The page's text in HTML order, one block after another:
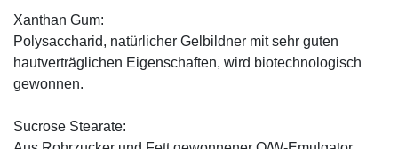
Xanthan Gum:
Polysaccharid, natürlicher Gelbildner mit sehr guten
hautverträglichen Eigenschaften, wird biotechnologisch
gewonnen.
Sucrose Stearate: